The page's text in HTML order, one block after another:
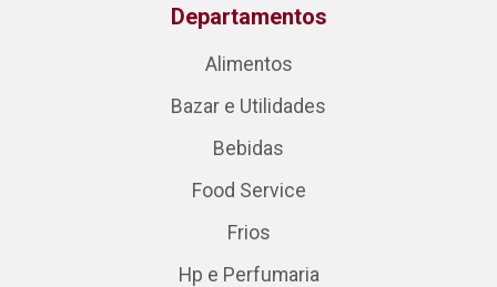
Departamentos
Alimentos
Bazar e Utilidades
Bebidas
Food Service
Frios
Hp e Perfumaria